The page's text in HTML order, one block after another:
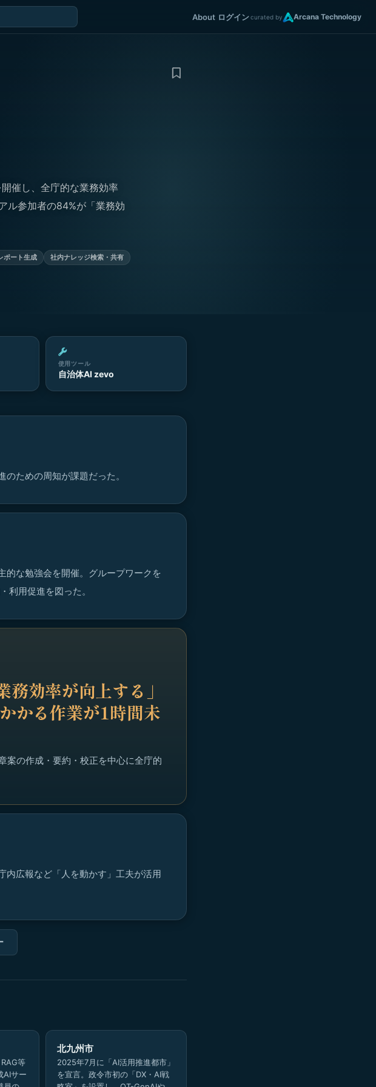
About ログインcurated by Arcana Technology
催し、全庁的な業務効率
ル参加者の84%が「業務効
ポート生成
社内ナレッジ検索・共有
使用ツール
自治体AI zevo
ための周知が課題だった。
的な勉強会を開催。グループワークを
利用促進を図った。
効率が向上する」
かる作業が1時間未
案の作成・要約・校正を中心に全庁的
内広報など「人を動かす」工夫が活用
等
AIサー
北九州市
2025年7月に「AI活用推進都市」
を宣言。政令市初の「DX・AI戦